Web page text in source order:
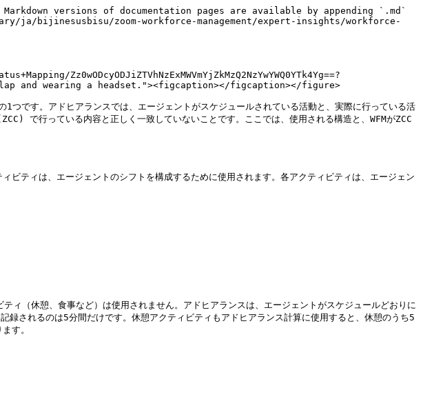
versions of documentation pages are available by appending `.md`
bijinesusbisu/zoom-workforce-management/expert-insights/workforce-
Zz0wODcyODJiZTVhNzExMWVmYjZkMzQ2NzYwYWQ0YTk4Yg==?
and wearing a headset."><figcaption></figcaption></figure>
です。アドヒアランスでは、エージェントがスケジュールされている活動と、実際に行っている活
で行っている内容と正しく一致していないことです。ここでは、使用される構造と、WFMがZCC
ビティは、エージェントのシフトを構成するために使用されます。各アクティビティは、エージェン
ィ（休憩、食事など）は使用されません。アドヒアランスは、エージェントがスケジュールどおりに
されるのは5分間だけです。休憩アクティビティもアドヒアランス計算に使用すると、休憩のうち5
す。